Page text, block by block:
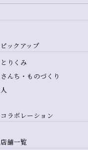
ピックアップ
とりくみ
さんち・ものづくり
人
コラボレーション
店舗一覧